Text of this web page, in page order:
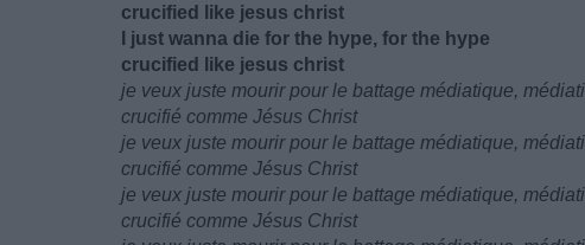
crucified like jesus christ
I just wanna die for the hype, for the hype
crucified like jesus christ
je veux juste mourir pour le battage médiatique,
crucifié comme Jésus Christ
je veux juste mourir pour le battage médiatique,
crucifié comme Jésus Christ
je veux juste mourir pour le battage médiatique,
crucifié comme Jésus Christ